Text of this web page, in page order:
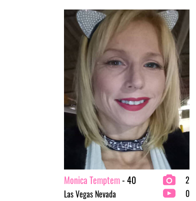
Monica Temptem- 40
Las Vegas Nevada
2
0